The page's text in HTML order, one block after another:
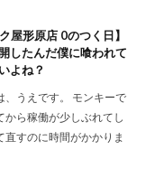
屋形原店 0のつく日】
したんだ僕に喰われて
よね？
、うえです。 モンキーで
から稼働が少しぶれてし
直すのに時間がかかりま